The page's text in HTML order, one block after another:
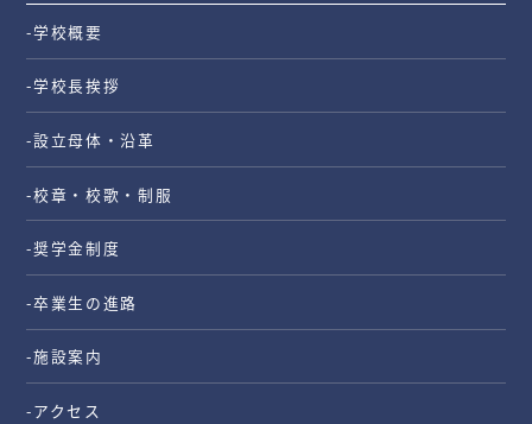
-学校概要
-学校長挨拶
-設立母体・沿革
-校章・校歌・制服
-奨学金制度
-卒業生の進路
-施設案内
-アクセス